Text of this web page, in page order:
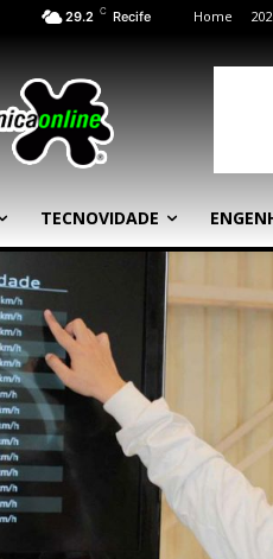
29.2 C Recife Home
TECNOVIDADE